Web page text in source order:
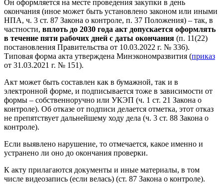
Он оформляется на месте проведения закупки в день
окончания (иное может быть установлено законом или иными
НПА, ч. 3 ст. 87 Закона о контроле, п. 37 Положения) – так, в
частности, вплоть до 2030 года акт допускается оформлять
в течение пяти рабочих дней с даты окончания (п. 11(22)
постановления Правительства от 10.03.2022 г. № 336).
Типовая форма акта утверждена Минэкономразвития (приказ
от 31.03.2021 г. № 151).
Акт может быть составлен как в бумажной, так и в
электронной форме, и подписывается тоже в зависимости от
формы – собственноручно или УКЭП (ч. 1 ст. 21 Закона о
контроле). Об отказе от подписи делается отметка, этот отказ
не препятствует дальнейшему ходу дела (ч. 3 ст. 88 Закона о
контроле).
Если выявлено нарушение, то отмечается, какое именно и
устранено ли оно до окончания проверки.
К акту прилагаются документы и иные материалы, в том
числе видеозапись (если велась) (ст. 87 Закона о контроле).